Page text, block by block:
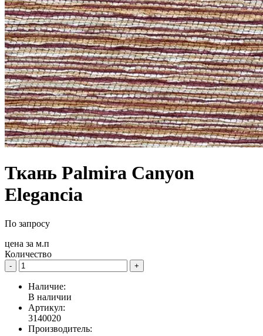
Ткань Palmira Canyon
Elegancia
По запросу
цена за м.п
Количество
- +
Наличие:
В наличии
Артикул:
3140020
Производитель: